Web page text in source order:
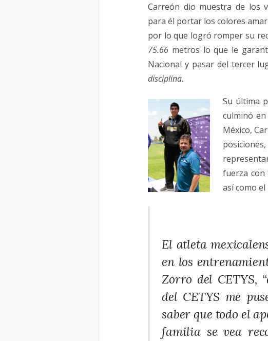
Carreón dio muestra de los
para él portar los colores
por lo que logró romper su
75.66 metros lo que le
Nacional y pasar del tercer
disciplina.
Su última
culminó
México,
fuerza con
así como
El atleta
en los
Zorro del CETYS,
del CETYS me
saber que todo el
familia se vea